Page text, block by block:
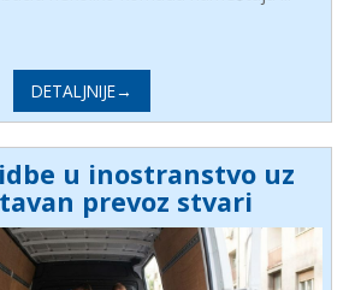
DETALJNIJE→
u inostranstvo uz
prevoz stvari